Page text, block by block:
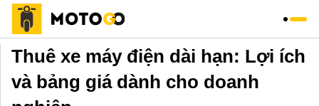
Trang chủ » Thuê xe máy»
Thuê xe máy điện dài hạn: Lợi ích
và bảng giá dành cho doanh